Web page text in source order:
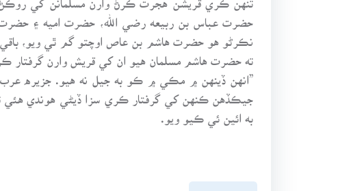
حضرت عباس بن ربيعه رضي الله، حضرت اميه ۽
نڪرڻو هو حضرت هاشم بن عاص اوچتو گم ٿي ويو، باقي
ته حضرت هاشم مسلمان هيو ان کي قريش وارن گرفتار
”انهن ڏينهن ۾ مڪي ۾ ڪو به جيل نه هيو. جزيره
جيڪڏهن ڪنهن کي گرفتار ڪري سزا ڏيڻي هوندي هئي
به ائين ئي ڪيو ويو.